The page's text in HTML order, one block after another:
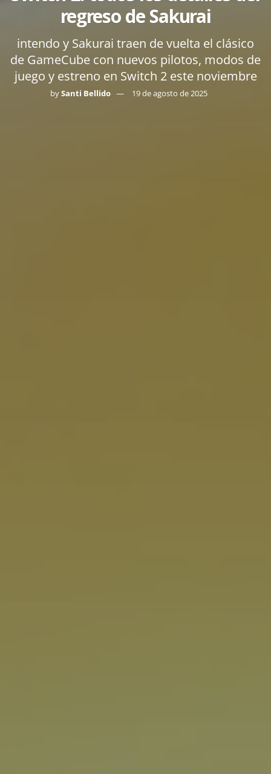
regreso de Sakurai
intendo y Sakurai traen de vuelta el clásico
de GameCube con nuevos pilotos, modos de
juego y estreno en Switch 2 este noviembre
bySanti Bellido 19 de agosto de 2025